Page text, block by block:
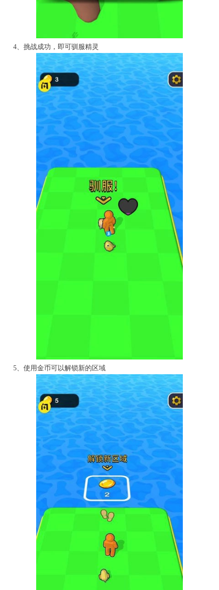
4、挑战成功，即可驯服精灵
5、使用金币可以解锁新的区域